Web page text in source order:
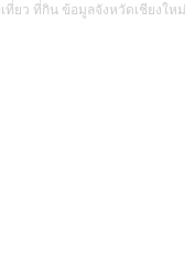
เที่ยว ที่กิน ข้อมูลจังหวัดเชียงใหม่